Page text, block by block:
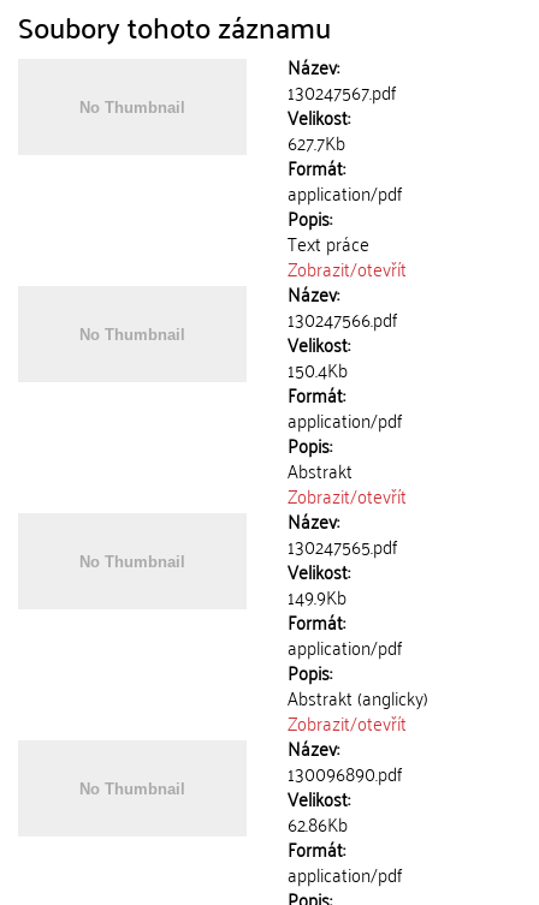
Soubory tohoto záznamu
Název:
130247567.pdf
Velikost:
627.7Kb
Formát:
application/pdf
Popis:
Text práce
Zobrazit/otevřít
Název:
130247566.pdf
Velikost:
150.4Kb
Formát:
application/pdf
Popis:
Abstrakt
Zobrazit/otevřít
Název:
130247565.pdf
Velikost:
149.9Kb
Formát:
application/pdf
Popis:
Abstrakt (anglicky)
Zobrazit/otevřít
Název:
130096890.pdf
Velikost:
62.86Kb
Formát:
application/pdf